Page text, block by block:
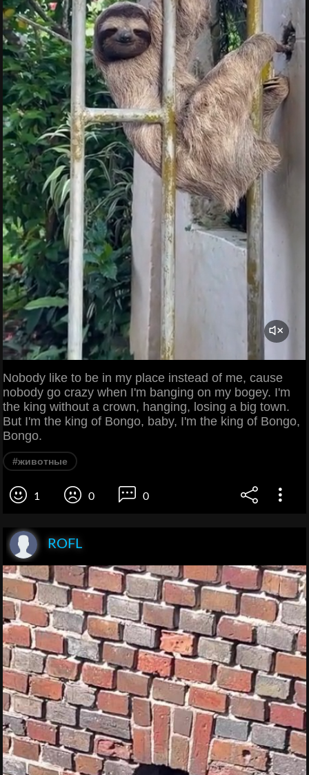
Nobody like to be in my place instead of me, cause
nobody go crazy when I'm banging on my bogey. I'm
the king without a crown, hanging, losing a big town.
But I'm the king of Bongo, baby, I'm the king of Bongo,
Bongo.
#животные
1 0 0
ROFL